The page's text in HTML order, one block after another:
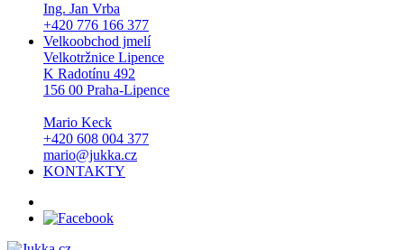
Ing. Jan Vrba
+420 776 166 377
Velkoobchod jmelí
Velkotržnice Lipence
K Radotínu 492
156 00 Praha-Lipence
Mario Keck
+420 608 004 377
mario@jukka.cz
KONTAKTY